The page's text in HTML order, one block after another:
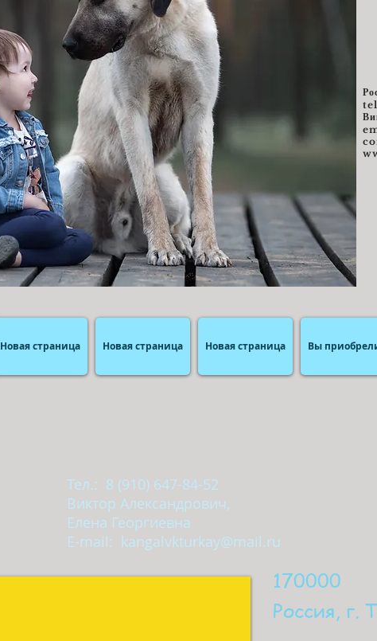
e
Новая страница Новая страница Новая страница Вы
Тел.: 8 (910) 647-84-52
Виктор Александрович,
Елена Георгиевна
E-mail: kangalvkturkay@mail.ru
170000
Россия, г.